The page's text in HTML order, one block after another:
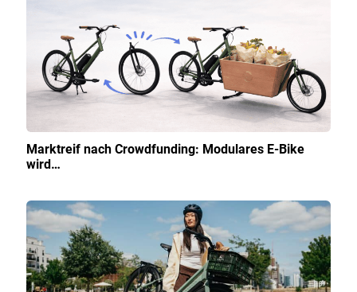
Marktreif nach Crowdfunding: Modulares E-Bike
wird…